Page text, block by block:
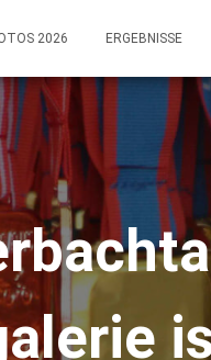
2026 ERGEBNISSE